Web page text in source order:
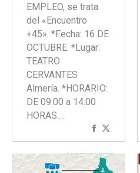
EMPLEO, se trata
del «Encuentro
+45». *Fecha: 16 DE
OCTUBRE. *Lugar:
TEATRO
CERVANTES
Almería. *HORARIO:
DE 09.00 a 14.00
HORAS.…
Compartir
con
Facebook
con
Twitter